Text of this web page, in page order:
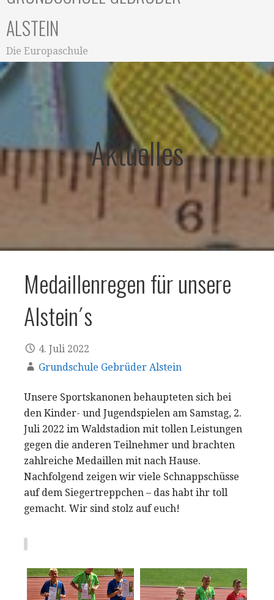
ALSTEIN
Die Europaschule
Aktuelles
Medaillenregen für unsere
Alstein´s
4. Juli 2022
Grundschule Gebrüder Alstein
Unsere Sportskanonen behaupteten sich bei
den Kinder- und Jugendspielen am Samstag, 2.
Juli 2022 im Waldstadion mit tollen Leistungen
gegen die anderen Teilnehmer und brachten
zahlreiche Medaillen mit nach Hause.
Nachfolgend zeigen wir viele Schnappschüsse
auf dem Siegertreppchen – das habt ihr toll
gemacht. Wir sind stolz auf euch!